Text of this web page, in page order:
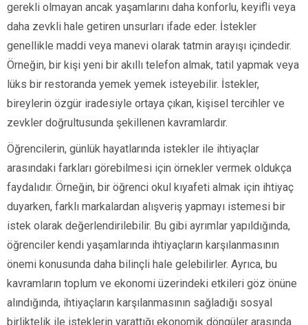
gerekli olmayan ancak yaşamlarını daha konforlu, keyifli veya
daha zevkli hale getiren unsurları ifade eder. İstekler
genellikle maddi veya manevi olarak tatmin arayışı içindedir.
Örneğin, bir kişi yeni bir akıllı telefon almak, tatil yapmak veya
lüks bir restoranda yemek yemek isteyebilir. İstekler,
bireylerin özgür iradesiyle ortaya çıkan, kişisel tercihler ve
zevkler doğrultusunda şekillenen kavramlardır.
Öğrencilerin, günlük hayatlarında istekler ile ihtiyaçlar
arasındaki farkları görebilmesi için örnekler vermek oldukça
faydalıdır. Örneğin, bir öğrenci okul kıyafeti almak için ihtiyaç
duyarken, farklı markalardan alışveriş yapmayı istemesi bir
istek olarak değerlendirilebilir. Bu gibi ayrımlar yapıldığında,
öğrenciler kendi yaşamlarında ihtiyaçların karşılanmasının
önemi konusunda daha bilinçli hale gelebilirler. Ayrıca, bu
kavramların toplum ve ekonomi üzerindeki etkileri göz önüne
alındığında, ihtiyaçların karşılanmasının sağladığı sosyal
birliktelik ile isteklerin yarattığı ekonomik döngüler arasında